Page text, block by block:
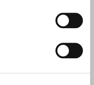
Antragsfristen,
u. v. m.